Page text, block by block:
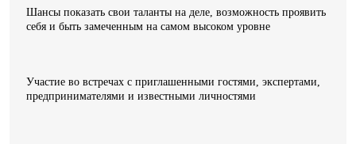
Шансы показать свои таланты на деле, возможность проявить
себя и быть замеченным на самом высоком уровне
Участие во встречах с приглашенными гостями, экспертами,
предпринимателями и известными личностями